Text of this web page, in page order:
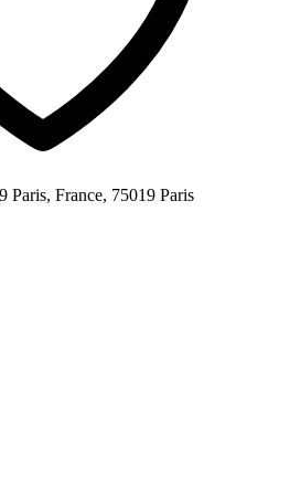
Paris, France, 75019 Paris